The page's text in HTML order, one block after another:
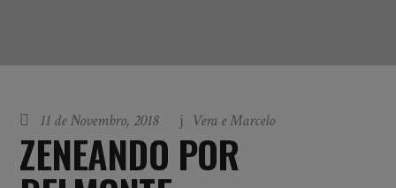
11 de Novembro, 2018 Vera e Marcelo
ZENEANDO POR